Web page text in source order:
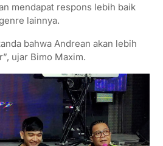
mendapat respons lebih baik
lainnya.
bahwa Andrean akan lebih
ujar Bimo Maxim.